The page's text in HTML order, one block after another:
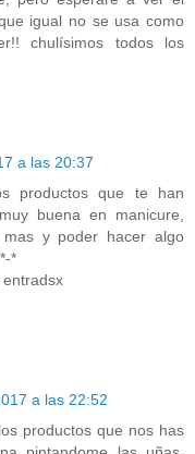
igual no se usa como
chulísimos todos los
a las 20:37
productos que te han
buena en manicure,
y poder hacer algo
*
a las 22:52
productos que nos has